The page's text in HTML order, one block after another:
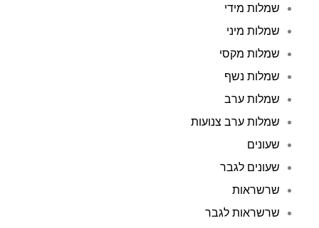
שמלות מידי
שמלות מיני
שמלות מקסי
שמלות נשף
שמלות ערב
שמלות ערב צנועות
שעונים
שעונים לגבר
שרשראות
שרשראות לגבר